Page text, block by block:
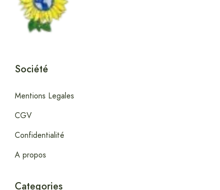
Société
Mentions Legales
CGV
Confidentialité
A propos
Categories